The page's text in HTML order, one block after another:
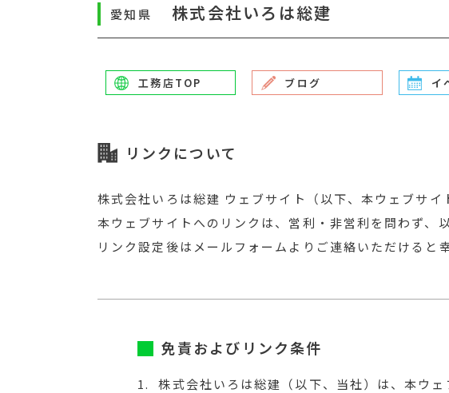
愛知県 株式会社いろは総建
工務店TOP ブログ イ
リンクについて
株式会社いろは総建 ウェブサイト（以下、本ウェブサイ
本ウェブサイトへのリンクは、営利・非営利を問わず、
リンク設定後はメールフォームよりご連絡いただけると幸
免責およびリンク条件
1.
株式会社いろは総建（以下、当社）は、本ウ